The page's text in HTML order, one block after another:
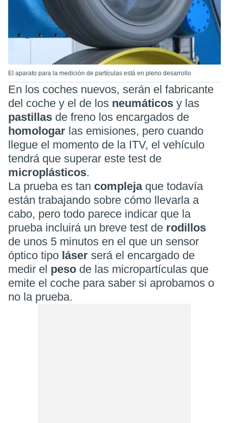
El aparato para la medición de partículas está en pleno desarrollo
En los coches nuevos, serán el fabricante
del coche y el de los neumáticos y las
pastillas de freno los encargados de
homologar las emisiones, pero cuando
llegue el momento de la ITV, el vehículo
tendrá que superar este test de
microplásticos.
La prueba es tan compleja que todavía
están trabajando sobre cómo llevarla a
cabo, pero todo parece indicar que la
prueba incluirá un breve test de rodillos
de unos 5 minutos en el que un sensor
óptico tipo láser será el encargado de
medir el peso de las micropartículas que
emite el coche para saber si aprobamos o
no la prueba.